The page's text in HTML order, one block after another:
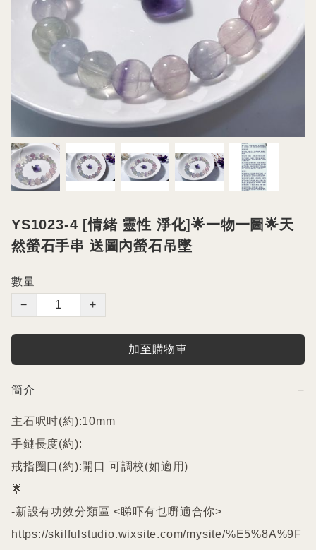
YS1023-4 [情緒 靈性 淨化]🌟一物一圖🌟天
然螢石手串 送圖內螢石吊墜
數量
−
+
加至購物車
簡介 −
主石呎吋(約):10mm
手鏈長度(約):
戒指圈口(約):開口 可調校(如適用)
🌟
-新設有功效分類區 <睇吓有乜嘢適合你>
https://skilfulstudio.wixsite.com/mysite/%E5%8A%9F